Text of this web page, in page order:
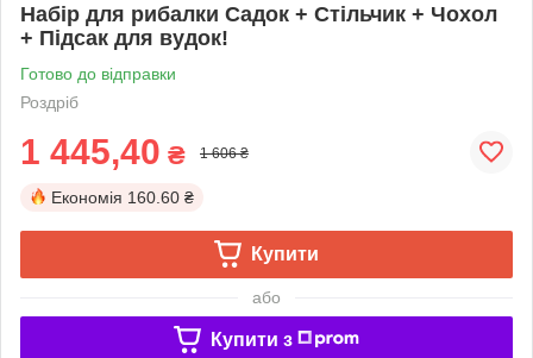
Набір для рибалки Садок + Стільчик + Чохол
+ Підсак для вудок!
Готово до відправки
Роздріб
1 445,40 ₴ 1 606 ₴
Економія 160.60 ₴
Купити
або
Купити з